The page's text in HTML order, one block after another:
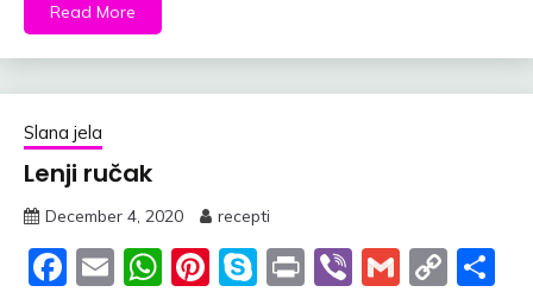
Read More
Slana jela
Lenji ručak
December 4, 2020 recepti
Facebook
EmailWhatsApp
Pinterest
Skype
PrintViberGmail